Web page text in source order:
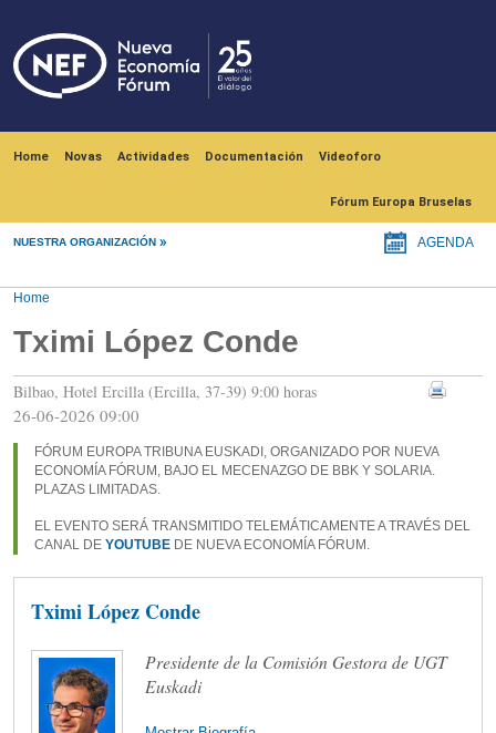
Home Novas Actividades Documentación Videoforo
Fórum Europa Bruselas
NUESTRA ORGANIZACIÓN AGENDA
Home
Tximi López Conde
Bilbao, Hotel Ercilla (Ercilla, 37-39) 9:00 horas
26-06-2026 09:00
FÓRUM EUROPA TRIBUNA EUSKADI, ORGANIZADO POR NUEVA
ECONOMÍA FÓRUM, BAJO EL MECENAZGO DE BBK Y SOLARIA.
PLAZAS LIMITADAS.
EL EVENTO SERÁ TRANSMITIDO TELEMÁTICAMENTE A TRAVÉS DEL
CANAL DE YOUTUBE DE NUEVA ECONOMÍA FÓRUM.
Tximi López Conde
Presidente de la Comisión Gestora de UGT
Euskadi